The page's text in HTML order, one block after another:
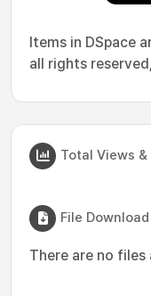
Items in DSpace
all rights
Total Views
File Download
There are no